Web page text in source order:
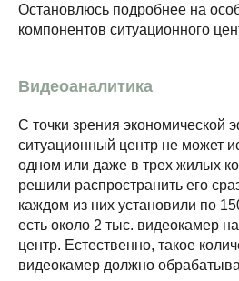
Остановлюсь подробнее на
компонентов ситуационного
Видеоаналитика
С точки зрения экономической
ситуационный центр не может
одном или даже в трех жилых
решили распространить его
каждом из них установили по
есть около 2 тыс. видеокамер
центр. Естественно, такое
видеокамер должно